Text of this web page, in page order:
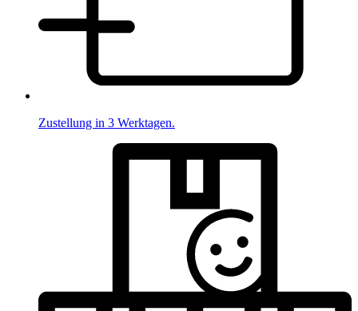
Zustellung in 3 Werktagen.